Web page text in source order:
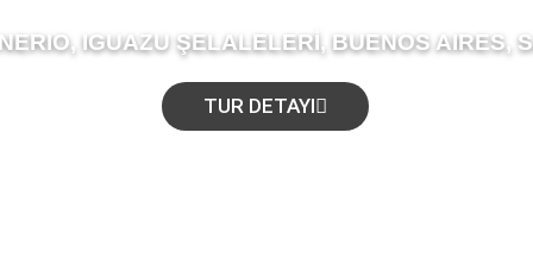
IGUAZU ŞELALELERİ, BUENOS AIRES,
TUR DETAYI